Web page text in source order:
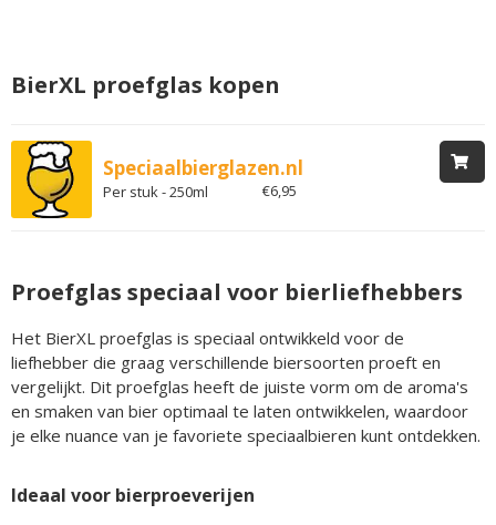
BierXL proefglas kopen
Speciaalbierglazen.nl
Per stuk - 250ml €6,95
Proefglas speciaal voor bierliefhebbers
Het BierXL proefglas is speciaal ontwikkeld voor de
liefhebber die graag verschillende biersoorten proeft en
vergelijkt. Dit proefglas heeft de juiste vorm om de aroma's
en smaken van bier optimaal te laten ontwikkelen, waardoor
je elke nuance van je favoriete speciaalbieren kunt ontdekken.
Ideaal voor bierproeverijen